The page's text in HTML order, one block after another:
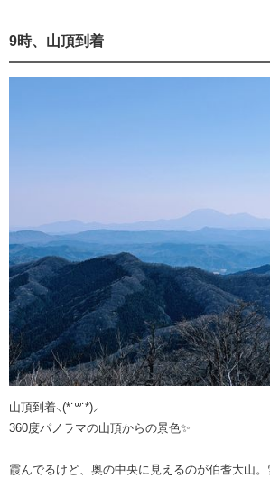
9時、山頂到着
山頂到着⸜(*˙꒳˙*)⸝
360度パノラマの山頂からの景色✨
霞んでるけど、奥の中央に見えるのが伯耆大山